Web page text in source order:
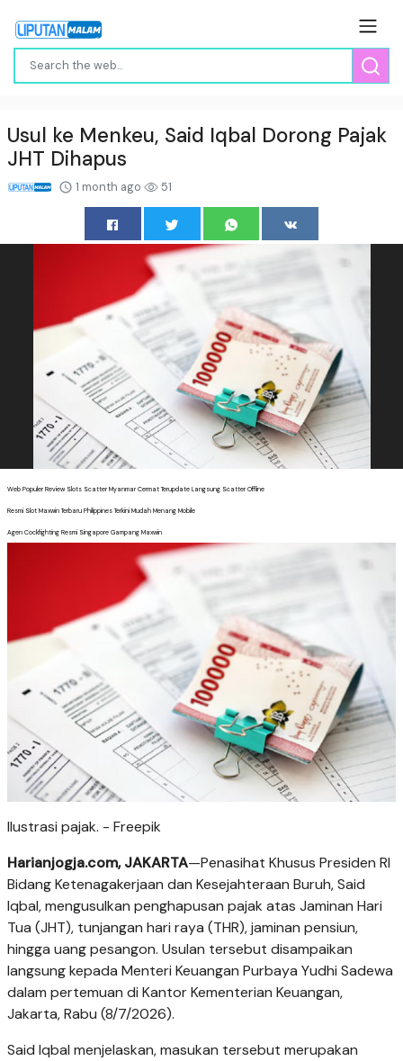
Usul ke Menkeu, Said Iqbal Dorong Pajak
JHT Dihapus
1 month ago 51
Web Populer Review Slots Scatter Myanmar Cermat Terupdate Langsung Scatter Offline
Resmi Slot Maxwin Terbaru Philippines Terkini Mudah Menang Mobile
Agen Cockfighting Resmi Singapore Gampang Maxwin
Ilustrasi pajak. - Freepik
Harianjogja.com, JAKARTA—Penasihat Khusus Presiden RI
Bidang Ketenagakerjaan dan Kesejahteraan Buruh, Said
Iqbal, mengusulkan penghapusan pajak atas Jaminan Hari
Tua (JHT), tunjangan hari raya (THR), jaminan pensiun,
hingga uang pesangon. Usulan tersebut disampaikan
langsung kepada Menteri Keuangan Purbaya Yudhi Sadewa
dalam pertemuan di Kantor Kementerian Keuangan,
Jakarta, Rabu (8/7/2026).
Said Iqbal menjelaskan, masukan tersebut merupakan